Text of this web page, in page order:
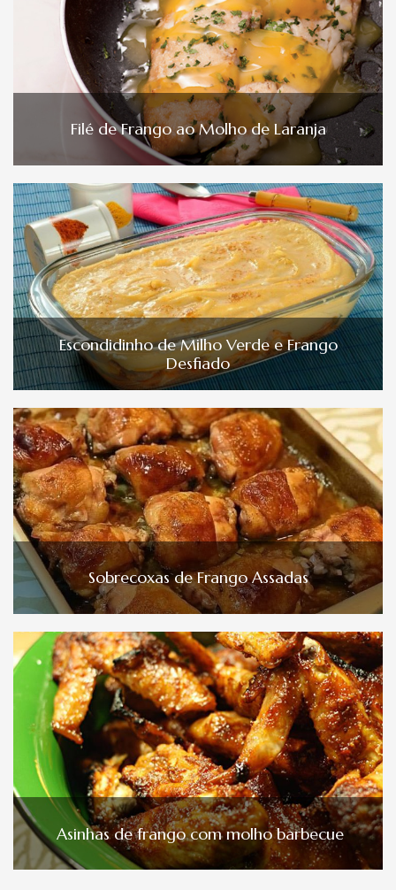
Filé de Frango ao Molho de Laranja
Escondidinho de Milho Verde e Frango
Desfiado
Sobrecoxas de Frango Assadas
Asinhas de frango com molho barbecue